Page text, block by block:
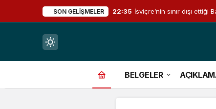
SON GELIŞMELER 22:35 İsviçre’nin sınır dışı
Mod
BELGELER